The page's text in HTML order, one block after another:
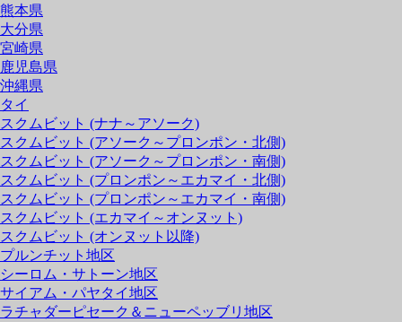
熊本県
大分県
宮崎県
鹿児島県
沖縄県
タイ
スクムビット (ナナ～アソーク)
スクムビット (アソーク～プロンポン・北側)
スクムビット (アソーク～プロンポン・南側)
スクムビット (プロンポン～エカマイ・北側)
スクムビット (プロンポン～エカマイ・南側)
スクムビット (エカマイ～オンヌット)
スクムビット (オンヌット以降)
プルンチット地区
シーロム・サトーン地区
サイアム・パヤタイ地区
ラチャダーピセーク＆ニューペッブリ地区